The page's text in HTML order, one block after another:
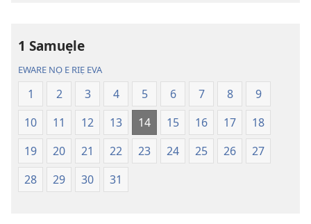
Ọkpokpọ
ọrọ
Ikereakere
Efuafo
Na
(Onọ
Na
(Onọ
a
wariẹ
evaọ
1 Samuẹle
EWARE NỌ E RIẸ EVA
1 2 3 4 5 6 7 8
9
10
11 12 13 14 15 16 17
18
19
20 21 22 23 24 25 26
27
28
29 30 31